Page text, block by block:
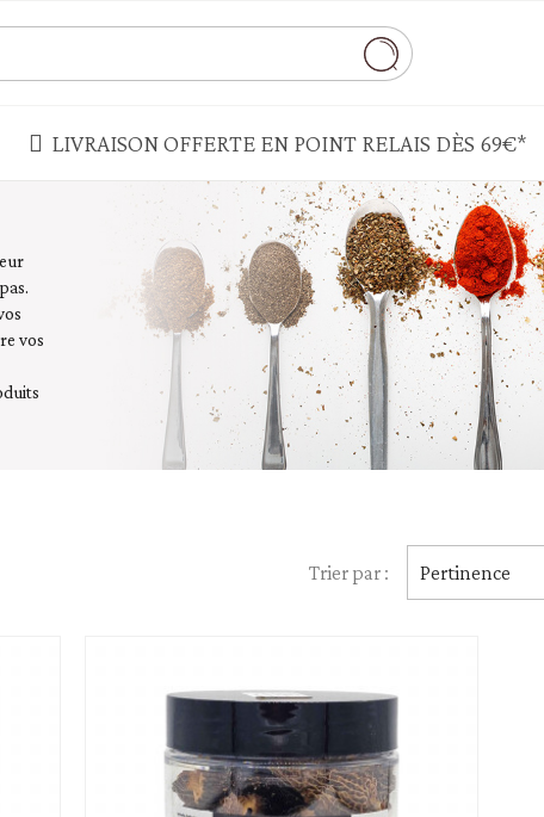
- BOCAUX
Champignons
Légumes
Produits de la mer - rillettes
Terrines - pâtés - foie gras
CUISINÉS - SOUPES
CONDIMENTS
Bouillon -
Cornichons -
Ghee -
Moutarde -
Sauce
HUILES -
Huiles
Vinaigres
LIVRAISON OFFERTE EN POINT RELAIS DÈS 69€*
vos
Trier par : Pertinence